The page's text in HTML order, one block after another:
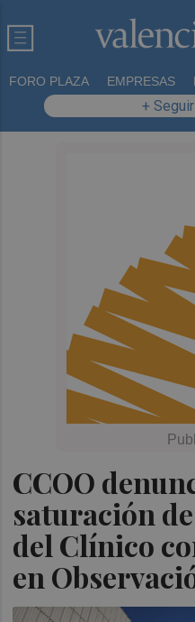
FORO PLAZA EMPRESAS
+
CCOO
saturación
del Clínico
en